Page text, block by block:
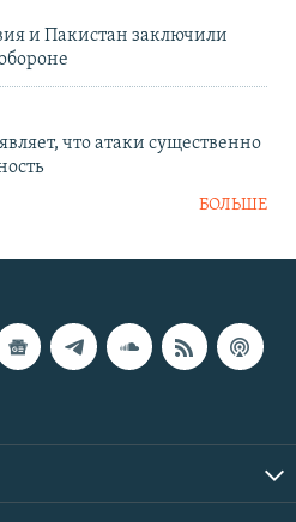
и Пакистан заключили
что атаки существенно
БОЛЬШЕ